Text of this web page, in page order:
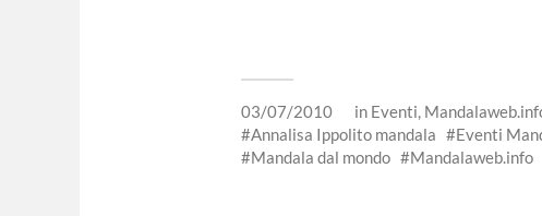
03/07/2010 in Eventi,
Annalisa Ippolito mandala
Eventi
Mandala dal mondo
Mandalaweb.info